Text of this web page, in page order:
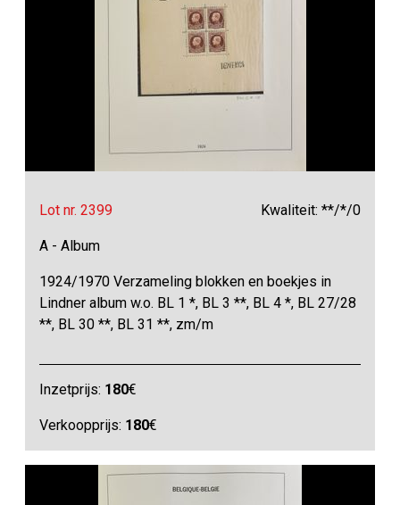
Lot nr. 2399 Kwaliteit: **/*/0
A - Album
1924/1970 Verzameling blokken en boekjes in
Lindner album w.o. BL 1 *, BL 3 **, BL 4 *, BL 27/28
**, BL 30 **, BL 31 **, zm/m
Inzetprijs: 180€
Verkoopprijs: 180€